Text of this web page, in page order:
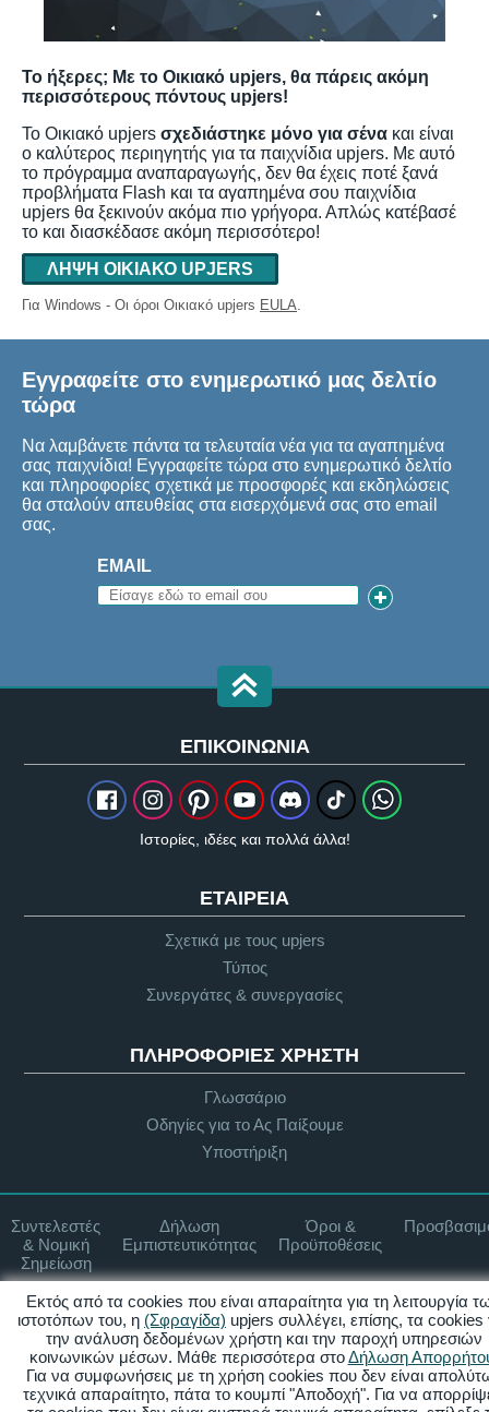
Το ήξερες; Με το Οικιακό upjers, θα πάρεις ακόμη
περισσότερους πόντους upjers!
Το Οικιακό upjers σχεδιάστηκε μόνο για σένα και είναι
ο καλύτερος περιηγητής για τα παιχνίδια upjers. Με αυτό
το πρόγραμμα αναπαραγωγής, δεν θα έχεις ποτέ ξανά
προβλήματα Flash και τα αγαπημένα σου παιχνίδια
upjers θα ξεκινούν ακόμα πιο γρήγορα. Απλώς κατέβασέ
το και διασκέδασε ακόμη περισσότερο!
ΛΉΨΗ ΟΙΚΙΑΚΌ UPJERS
Για Windows - Οι όροι Οικιακό upjers EULA.
Εγγραφείτε στο ενημερωτικό μας δελτίο
τώρα
Να λαμβάνετε πάντα τα τελευταία νέα για τα αγαπημένα
σας παιχνίδια! Εγγραφείτε τώρα στο ενημερωτικό δελτίο
και πληροφορίες σχετικά με προσφορές και εκδηλώσεις
θα σταλούν απευθείας στα εισερχόμενά σας στο email
σας.
EMAIL
ΕΠΙΚΟΙΝΩΝΊΑ
Ιστορίες, ιδέες και πολλά άλλα!
ΕΤΑΙΡΕΊΑ
Σχετικά με τους upjers
Τύπος
Συνεργάτες & συνεργασίες
ΠΛΗΡΟΦΟΡΊΕΣ ΧΡΉΣΤΗ
Γλωσσάριο
Οδηγίες για το Ας Παίξουμε
Υποστήριξη
Συντελεστές
& Νομική
Σημείωση
Δήλωση
Εμπιστευτικότητας
Όροι &
Προϋποθέσεις
Διαχείριση Cookies
© 2026 upjers GmbH
Εκτός από τα cookies που είναι απαραίτητα για τη λειτουργία
ιστοτόπων του, η (Σφραγίδα) upjers συλλέγει, επίσης, τα cookies
την ανάλυση δεδομένων χρήστη και την παροχή υπηρεσιών
κοινωνικών μέσων. Μάθε περισσότερα στοΔήλωση
Για να συμφωνήσεις με τη χρήση cookies που δεν είναι
τεχνικά απαραίτητο, πάτα το κουμπί "Αποδοχή". Για να